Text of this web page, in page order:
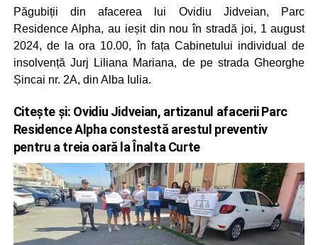
Păgubiții din afacerea lui Ovidiu Jidveian, Parc
Residence Alpha, au ieșit din nou în stradă joi, 1 august
2024, de la ora 10.00, în fața Cabinetului individual de
insolvență Jurj Liliana Mariana, de pe strada Gheorghe
Șincai nr. 2A, din Alba Iulia.
Citește și: Ovidiu Jidveian, artizanul afacerii Parc
Residence Alpha constestă arestul preventiv
pentru a treia oară la Înalta Curte